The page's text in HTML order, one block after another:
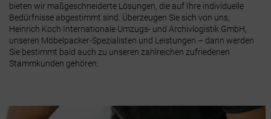
bieten wir maßgeschneiderte Lösungen, die auf Ihre individuelle
Bedürfnisse abgestimmt sind. Überzeugen Sie sich von uns,
Heinrich Koch Internationale Umzugs- und Archivlogistik GmbH,
unseren Möbelpacker-Spezialisten und Leistungen – dann werden
Sie bestimmt bald auch zu unseren zahlreichen zufriedenen
Stammkunden gehören.